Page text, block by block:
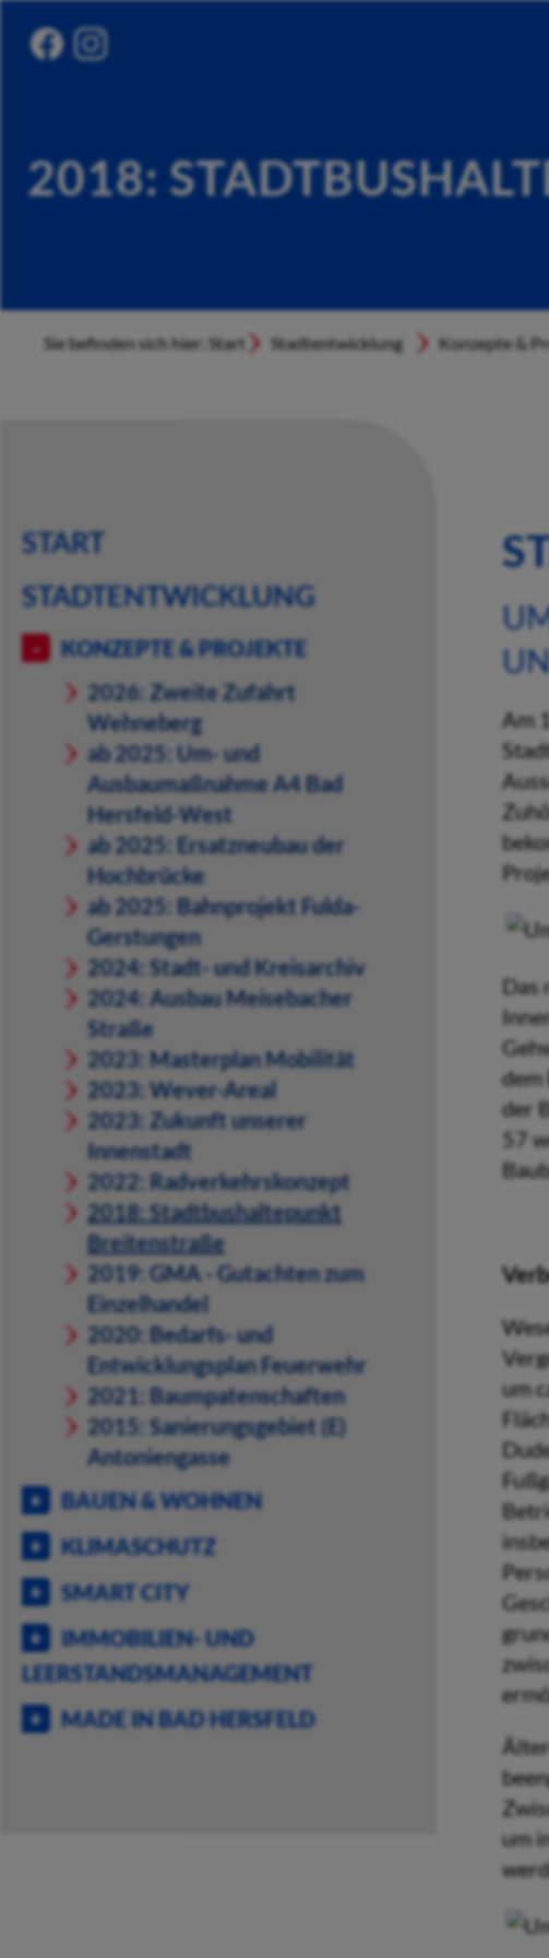
2018:
Sie befinden sich hier: Start Stadtentwicklung Konzepte &
START
STADTENTWICKLUNG
KONZEPTE & PROJEKTE
2026: Zweite Zufahrt
Wehneberg
ab 2025: Um- und
Ausbaumaßnahme A4 Bad
Hersfeld-West
ab 2025: Ersatzneubau der
Hochbrücke
ab 2025: Bahnprojekt Fulda-
Gerstungen
2024: Stadt- und Kreisarchiv
2024: Ausbau Meisebacher
Straße
2023: Masterplan Mobilität
2023: Wever-Areal
2023: Zukunft unserer
Innenstadt
2022: Radverkehrskonzept
2018: Stadtbushaltepunkt
Breitenstraße
2019: GMA - Gutachten zum
Einzelhandel
2020: Bedarfs- und
Entwicklungsplan Feuerwehr
2021: Baumpatenschaften
2015: Sanierungsgebiet (E)
Antoniengasse
BAUEN & WOHNEN
KLIMASCHUTZ
SMART CITY
IMMOBILIEN- UND
LEERSTANDSMANAGEMENT
MADE IN BAD HERSFELD
Am
Das
dem
der
57
um
um